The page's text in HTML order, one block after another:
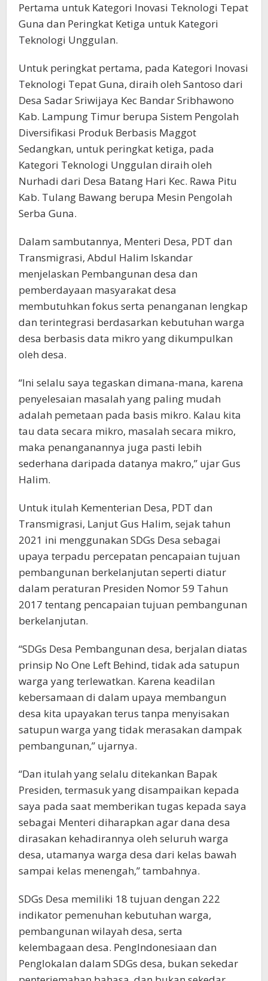
Pertama untuk Kategori Inovasi Teknologi Tepat
Guna dan Peringkat Ketiga untuk Kategori
Teknologi Unggulan.
Untuk peringkat pertama, pada Kategori Inovasi
Teknologi Tepat Guna, diraih oleh Santoso dari
Desa Sadar Sriwijaya Kec Bandar Sribhawono
Kab. Lampung Timur berupa Sistem Pengolah
Diversifikasi Produk Berbasis Maggot
Sedangkan, untuk peringkat ketiga, pada
Kategori Teknologi Unggulan diraih oleh
Nurhadi dari Desa Batang Hari Kec. Rawa Pitu
Kab. Tulang Bawang berupa Mesin Pengolah
Serba Guna.
Dalam sambutannya, Menteri Desa, PDT dan
Transmigrasi, Abdul Halim Iskandar
menjelaskan Pembangunan desa dan
pemberdayaan masyarakat desa
membutuhkan fokus serta penanganan lengkap
dan terintegrasi berdasarkan kebutuhan warga
desa berbasis data mikro yang dikumpulkan
oleh desa.
“Ini selalu saya tegaskan dimana-mana, karena
penyelesaian masalah yang paling mudah
adalah pemetaan pada basis mikro. Kalau kita
tau data secara mikro, masalah secara mikro,
maka penanganannya juga pasti lebih
sederhana daripada datanya makro,” ujar Gus
Halim.
Untuk itulah Kementerian Desa, PDT dan
Transmigrasi, Lanjut Gus Halim, sejak tahun
2021 ini menggunakan SDGs Desa sebagai
upaya terpadu percepatan pencapaian tujuan
pembangunan berkelanjutan seperti diatur
dalam peraturan Presiden Nomor 59 Tahun
2017 tentang pencapaian tujuan pembangunan
berkelanjutan.
“SDGs Desa Pembangunan desa, berjalan diatas
prinsip No One Left Behind, tidak ada satupun
warga yang terlewatkan. Karena keadilan
kebersamaan di dalam upaya membangun
desa kita upayakan terus tanpa menyisakan
satupun warga yang tidak merasakan dampak
pembangunan,” ujarnya.
“Dan itulah yang selalu ditekankan Bapak
Presiden, termasuk yang disampaikan kepada
saya pada saat memberikan tugas kepada saya
sebagai Menteri diharapkan agar dana desa
dirasakan kehadirannya oleh seluruh warga
desa, utamanya warga desa dari kelas bawah
sampai kelas menengah,” tambahnya.
SDGs Desa memiliki 18 tujuan dengan 222
indikator pemenuhan kebutuhan warga,
pembangunan wilayah desa, serta
kelembagaan desa. PengIndonesiaan dan
Penglokalan dalam SDGs desa, bukan sekedar